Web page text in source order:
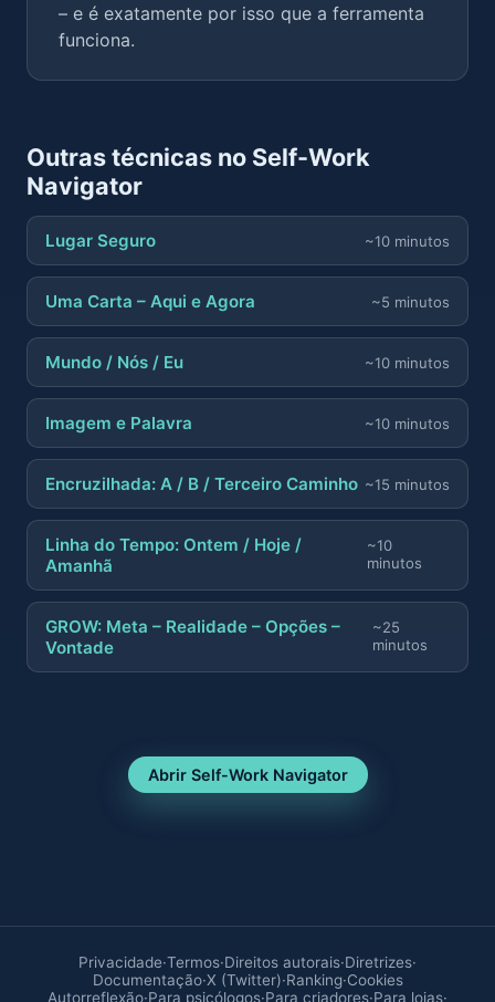
– e é exatamente por isso que a ferramenta
funciona.
Outras técnicas no Self-Work
Navigator
Lugar Seguro ~10 minutos
Uma Carta – Aqui e Agora ~5 minutos
Mundo / Nós / Eu ~10 minutos
Imagem e Palavra ~10 minutos
Encruzilhada: A / B / Terceiro Caminho ~15 minutos
Linha do Tempo: Ontem / Hoje /
Amanhã
~10
minutos
GROW: Meta – Realidade – Opções –
Vontade
~25
minutos
Abrir Self-Work Navigator
Privacidade·Termos·Direitos autorais·Diretrizes·
Documentação·X (Twitter)·Ranking·Cookies
Autorreflexão·Para psicólogos·Para criadores·Para lojas·